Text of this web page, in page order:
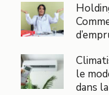
le
dans